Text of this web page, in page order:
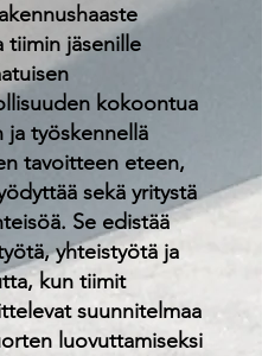
tiimin jäsenille
kokoontua
ja työskennellä
tavoitteen eteen,
sekä yritystä
Se edistää
yhteistyötä ja
kun tiimit
suunnitelmaa
luovuttamiseksi